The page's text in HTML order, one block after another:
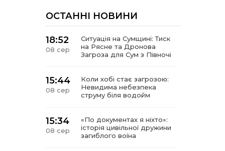
ОСТАННІ НОВИНИ
18:52
08 сер
Ситуація на Сумщині: Тиск
на Рясне та Дронова
Загроза для Сум з Півночі
15:44
08 сер
Коли хобі стає загрозою:
Невидима небезпека
струму біля водойм
15:34
08 сер
«По документах я ніхто»:
історія цивільної дружини
загиблого воїна